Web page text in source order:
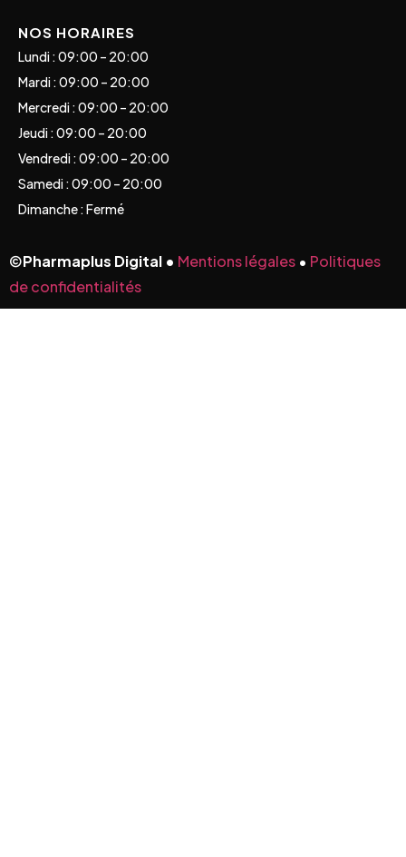
NOS HORAIRES
Lundi : 09:00 – 20:00
Mardi : 09:00 – 20:00
Mercredi : 09:00 – 20:00
Jeudi : 09:00 – 20:00
Vendredi : 09:00 – 20:00
Samedi : 09:00 – 20:00
Dimanche : Fermé
©Pharmaplus Digital • Mentions légales • Politiques
de confidentialités